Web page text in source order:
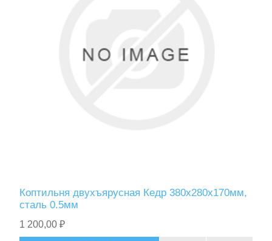
Коптильня двухъярусная Кедр 380х280х170мм,
сталь 0.5мм
1 200,00 ₽